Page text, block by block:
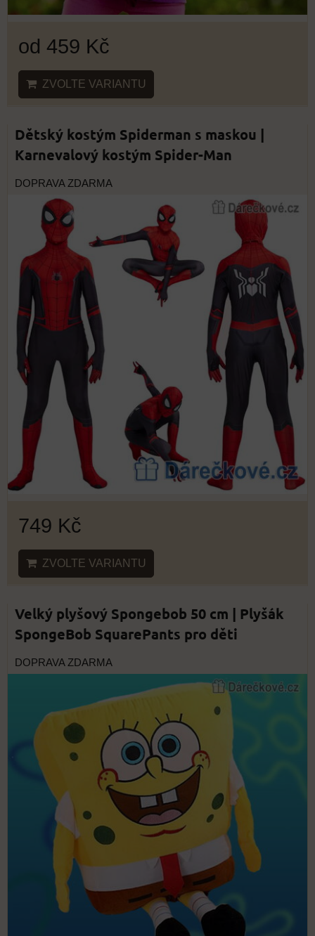
od 459 Kč
ZVOLTE VARIANTU
Dětský kostým Spiderman s maskou |
Karnevalový kostým Spider-Man
DOPRAVA ZDARMA
749 Kč
ZVOLTE VARIANTU
Velký plyšový Spongebob 50 cm | Plyšák
SpongeBob SquarePants pro děti
DOPRAVA ZDARMA